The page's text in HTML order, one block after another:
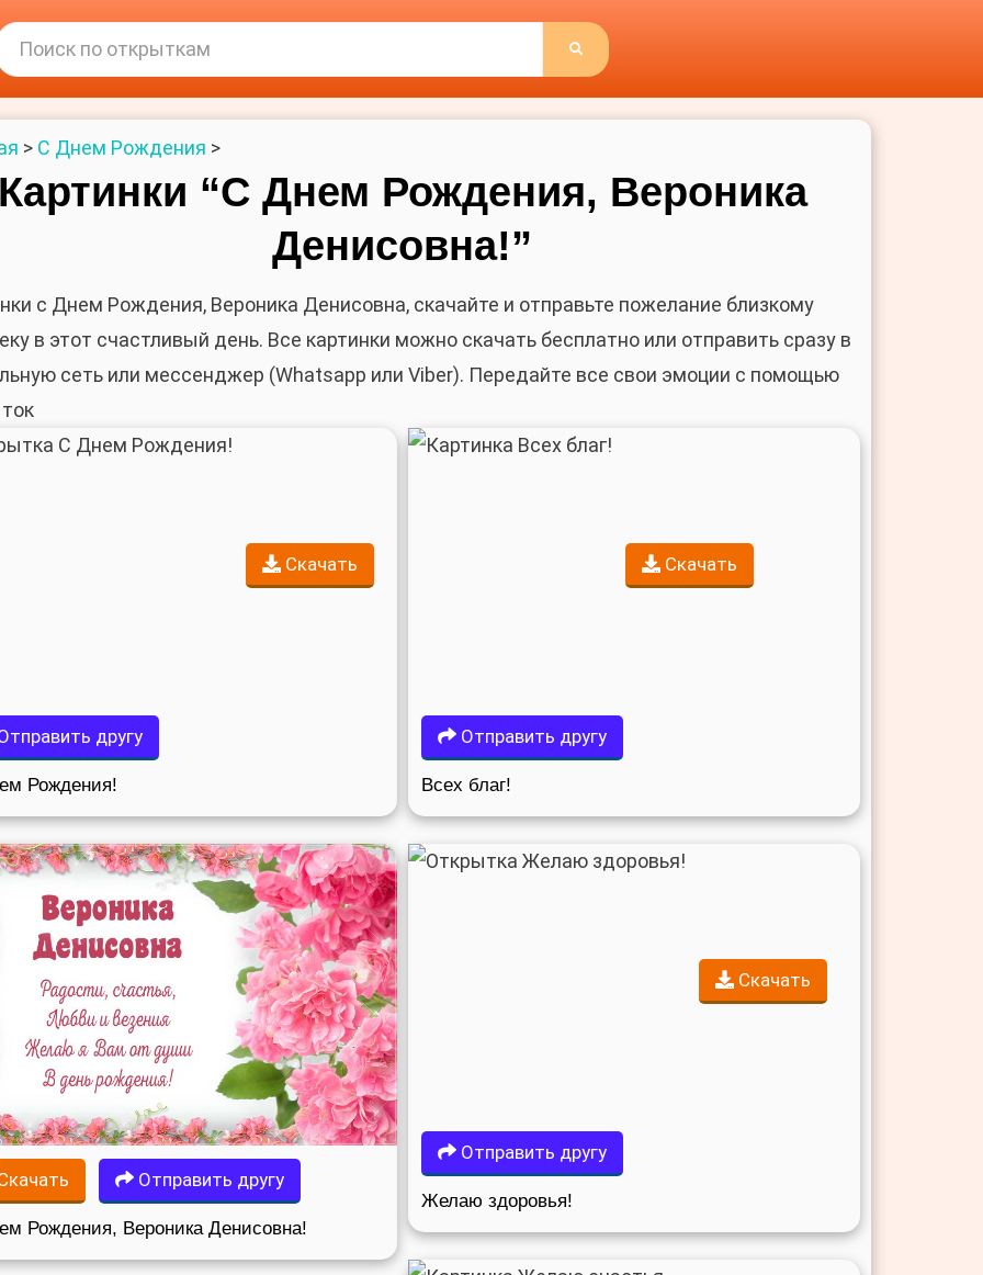
> С Днем Рождения >
“С Днем Рождения, Вероника
Денисовна!”
с Днем Рождения, Вероника Денисовна, скачайте и отправьте пожелание близкому
в этот счастливый день. Все картинки можно скачать бесплатно или отправить сразу в
сеть или мессенджер (Whatsapp или Viber). Передайте все свои эмоции с помощью
Скачать
другу
Рождения!
Отправить другу
Рождения, Вероника Денисовна!
Скачать
Отправить другу
Всех благ!
Скачать
Отправить другу
Желаю здоровья!